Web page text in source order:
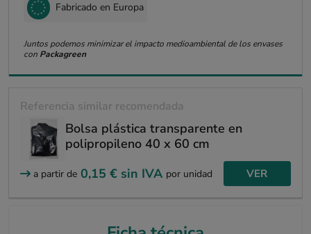
Fabricado en Europa
Juntos podemos minimizar el impacto medioambiental de los envases
con Packagreen
Referencia similar recomendada
Bolsa plástica transparente en
polipropileno 40 x 60 cm
a partir de 0,15 € sin IVA por unidad VER